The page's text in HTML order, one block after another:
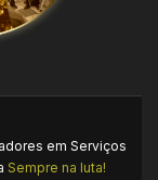
em Serviços
Sempre na luta!